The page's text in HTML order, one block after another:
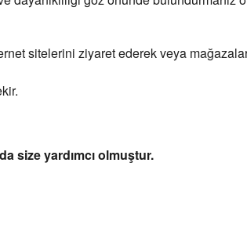
sitelerini ziyaret ederek veya
size yardımcı olmuştur.